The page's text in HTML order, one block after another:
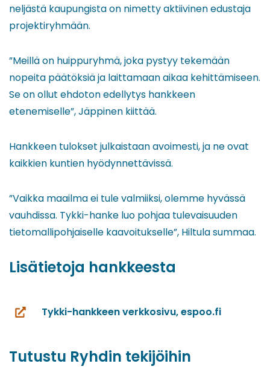
neljästä kaupungista on nimetty aktiivinen edustaja
projektiryhmään.
”Meillä on huippuryhmä, joka pystyy tekemään
nopeita päätöksiä ja laittamaan aikaa kehittämiseen.
Se on ollut ehdoton edellytys hankkeen
etenemiselle”, Jäppinen kiittää.
Hankkeen tulokset julkaistaan avoimesti, ja ne ovat
kaikkien kuntien hyödynnettävissä.
”Vaikka maailma ei tule valmiiksi, olemme hyvässä
vauhdissa. Tykki-hanke luo pohjaa tulevaisuuden
tietomallipohjaiselle kaavoitukselle”, Hiltula summaa.
Lisätietoja hankkeesta
Tykki-hankkeen verkkosivu, espoo.fi
(siirryt
palveluun)
Tutustu Ryhdin tekijöihin